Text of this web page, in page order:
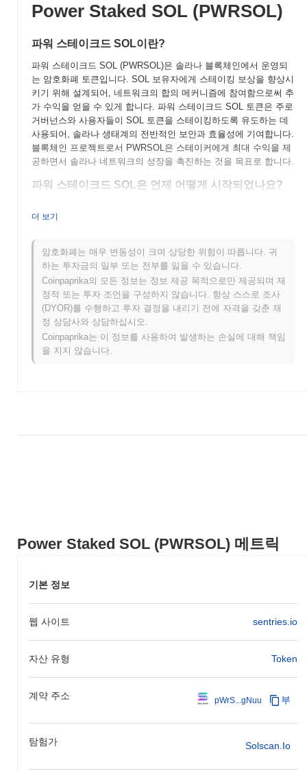
Power Staked SOL (PWRSOL) 메트릭
기본 정보
웹 사이트 sentries.io
자산 유형 Token
계약 주소 pWrS...gNuu 부
탐험가 Solscan.io
Power Staked SOL (PWRSOL)
파워 스테이크드 SOL이란?
파워 스테이크드 SOL (PWRSOL)은 솔라나 블록체인에서 운영되
는 암호화폐 토큰입니다. SOL 보유자에게 스테이킹 보상을 향상시
키기 위해 설계되어, 네트워크의 합의 메커니즘에 참여함으로써 추
가 수익을 얻을 수 있게 합니다. 파워 스테이크드 SOL 토큰은 주로
거버넌스와 사용자들이 SOL 토큰을 스테이킹하도록 유도하는 데
사용되어, 솔라나 생태계의 전반적인 보안과 효율성에 기여합니다.
블록체인 프로젝트로서 PWRSOL은 스테이커에게 최대 수익을 제
공하면서 솔라나 네트워크의 성장을 촉진하는 것을 목표로 합니다.
파워 스테이크드 SOL은 언제 어떻게 시작되었나요?
위한 스테이킹 솔루션으로 출시되어, 사용자들의 스테이킹 경험을
기능을 활용하고자 하는 블록체인 열정가와 전문가 팀에 의해 개발
되었습니다. PWRSOL은 다양한 암호화폐 거래소에 처음 상장된
이후 주목을 받기 시작했으며, 이는 시장에서의 존재감을 확립하는
데 도움이 되었습니다. 이후 이 프로젝트는 생태계와 사용자 기반
을 확장하는 데 집중하며, 솔라나 네트워크 내 스테이킹 분야의 주
요 플레이어로 자리매김하고 있습니다.
파워 스테이크드 SOL의 향후 계획은 무엇인가요?
파워 스테이크드 SOL (PWRSOL)은 최신 로드맵 업데이트와 함께
와 차별화됩니다. 이 독창적인 기술은 사용자가 탈중앙화된 거버넌
또한, pwrsol의 토큰 경제는 지속 가능한 성장과 커뮤니티 참여에
파워 스테이크드 SOL (PWRSOL)은 주로 솔라나 생태계 내에서 스
티 토큰으로 사용되며, 거버넌스를 촉진하여 보유자가 프로토콜 결
활용하거나 다양한 플랫폼 내에서 독점 NFT에 접근할 수 있습니
다.
더 보기
암호화폐는 매우 변동성이 크며 상당한 위험이 따릅니다. 귀
하는 투자금의 일부 또는 전부를 잃을 수 있습니다.
Coinpaprika의 모든 정보는 정보 제공 목적으로만 제공되며 재
정적 또는 투자 조언을 구성하지 않습니다. 항상 스스로 조사
(DYOR)를 수행하고 투자 결정을 내리기 전에 자격을 갖춘 재
정 상담사와 상담하십시오.
Coinpaprika는 이 정보를 사용하여 발생하는 손실에 대해 책임
을 지지 않습니다.